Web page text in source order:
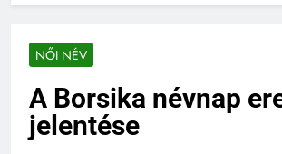
NŐI NÉV
A Borsika névnap
jelentése